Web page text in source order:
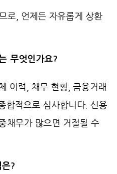
로, 언제든 자유롭게 상환
무엇인가요?
이력, 채무 현황, 금융거래
합적으로 심사합니다. 신용
채무가 많으면 거절될 수
?